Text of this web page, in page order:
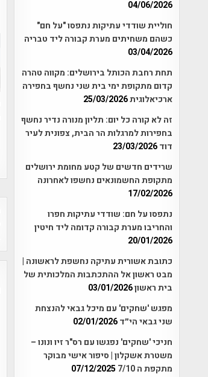
04/06/2026
חוליית שודדי עתיקות נתפסו "על חם"
כשהם משחיתים מערת קבורה ליד טבריה
03/04/2026
תחת רחבת הכותל בירושלים: מקווה טהרה
קדום מתקופת ימי בית שני נחשף בחפירה
ארכיאלוגית25/03/2026
זה לא קורה כל יום: תליון מנורה נדיר נחשף
בחפירות למרגלות הר הבית, צפונית לעיר
דוד23/03/2026
שרידים חדשים של קטע מחומת ירושלים
מתקופת החשמונאים נחשפו לאחרונה
17/02/2026
נתפסו על חם: שודדי עתיקות חפרו
והחריבו מערת קבורה קדומה ליד חיטין
20/01/2026
כתובת אשורית עתיקה נחשפת לראשונה |
מבט ראשון אל ההתכתבות המלכותית של
בית ראשון03/01/2026
מפגש 'שחקים' עם מיכל גבאי להנצחת
שני גבאי הי״ד02/01/2026
חניכי 'שחקים' נפגשו עם רס"ר זיו ונונו –
משטרת אשקלון | סיפור אישי מבוקר
מתקפת ה 7/10
07/12/2025